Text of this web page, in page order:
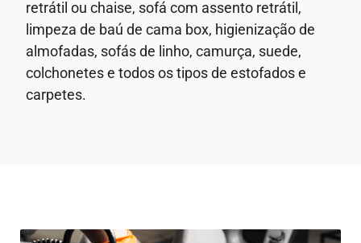
retrátil ou chaise, sofá com assento retrátil,
limpeza de baú de cama box, higienização de
almofadas, sofás de linho, camurça, suede,
colchonetes e todos os tipos de estofados e
carpetes.